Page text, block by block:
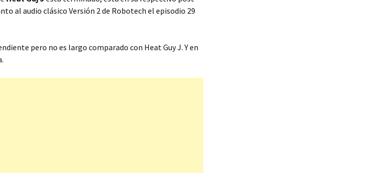
al audio clásico Versión 2 de Robotech el episodio 29
pero no es largo comparado con Heat Guy J. Y en